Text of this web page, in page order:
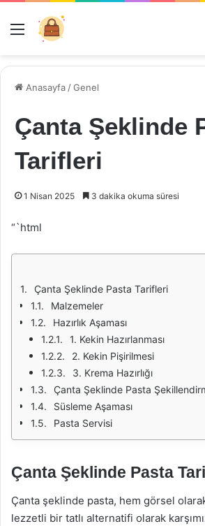
Menü
Anasayfa /Genel
Çanta Şeklinde
Tarifleri
1 Nisan 2025 3 dakika okuma süresi
“`html
Çanta Şeklinde Pasta Tarifleri
Malzemeler
Hazırlık Aşaması
1. Kekin Hazırlanması
2. Kekin Pişirilmesi
3. Krema Hazırlığı
Çanta Şeklinde Pasta
Süsleme Aşaması
Pasta Servisi
Çanta Şeklinde Pasta
Çanta şeklinde pasta, hem görsel
lezzetli bir tatlı alternatifi olarak